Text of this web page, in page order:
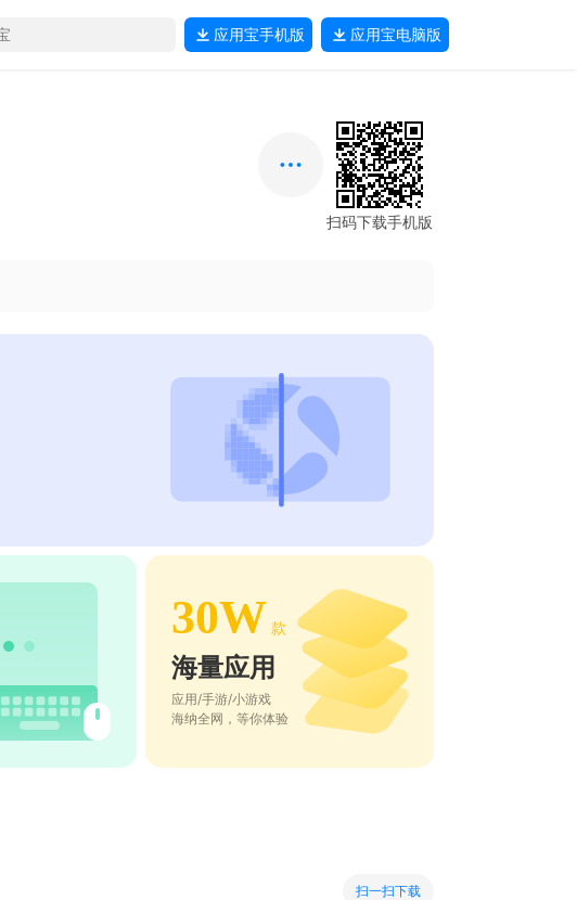
应用宝手机版 应用宝电脑版
扫码下载手机版
30W 款
海量应用
应用/手游/小游戏
海纳全网，等你体验
扫一扫下载